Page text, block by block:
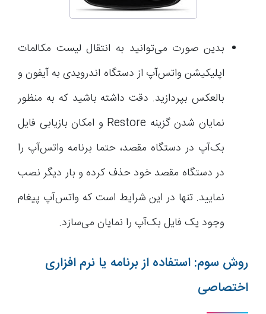
بدین صورت می‌توانید به انتقال لیست مکالمات
اپلیکیشن واتس‌آپ از دستگاه اندرویدی به آیفون و
بالعکس بپردازید. دقت داشته باشید که به منظور
نمایان شدن گزینه Restore و امکان بازیابی فایل
بک‌آپ در دستگاه مقصد، حتما برنامه واتس‌آپ را
در دستگاه مقصد خود حذف کرده و بار دیگر نصب
نمایید. تنها در این شرایط است که واتس‌آپ پیغام
وجود یک فایل بک‌آپ را نمایان می‌سازد.
روش سوم: استفاده از برنامه یا نرم افزاری
اختصاصی